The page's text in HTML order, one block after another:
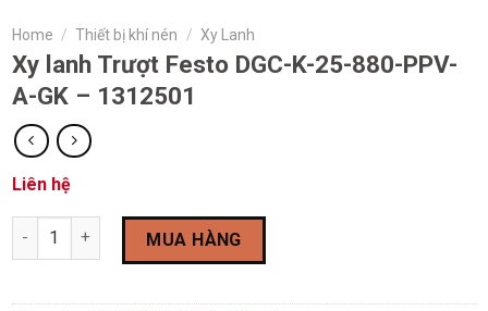
Home / Thiết bị khí nén / Xy Lanh
Xy lanh Trượt Festo DGC-K-25-880-PPV-
A-GK – 1312501
Liên hệ
Xy lanh Trượt Festo DGC-K-25-880-PPV-A-GK - 1312501 quantity
MUA HÀNG